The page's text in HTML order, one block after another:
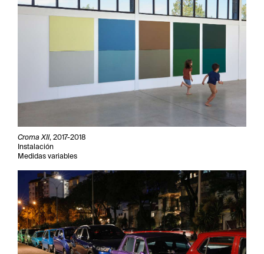
Croma XII, 2017-2018
Instalación
Medidas variables